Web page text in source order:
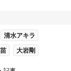
清水アキラ
大岩剛